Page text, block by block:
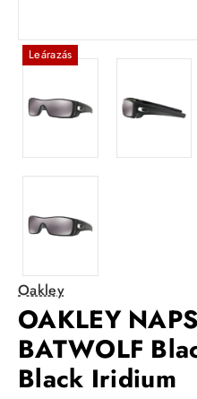
Leárazás
Oakley
OAKLEY
BATWOLF
Black Iridium